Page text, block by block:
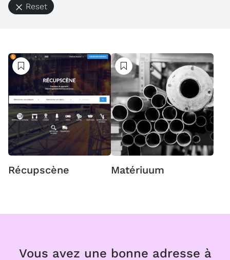
Reset
Suivre
Récupscène
Suivre
Matériuum
Vous avez une bonne adresse à